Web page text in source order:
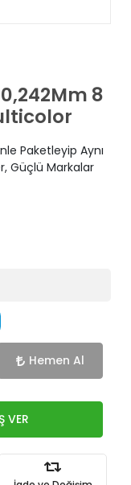
8
Paketleyip Aynı
Güçlü Markalar
Hemen Al
VER